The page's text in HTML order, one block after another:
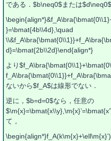
である．$b\neq0$または$d\neq0$
}=\bmat{4b\\4d},\quad
d}=\bmat{2b\\2d}\end{align*}
より
ないから$f_A$は線形でない．
逆に，$b=d=0$なら，任意の
て，